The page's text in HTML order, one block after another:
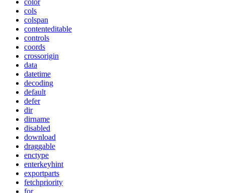
cols
colspan
contenteditable
controls
coords
crossorigin
data
datetime
decoding
default
defer
dir
dirname
disabled
download
draggable
enctype
enterkeyhint
exportparts
fetchpriority
for